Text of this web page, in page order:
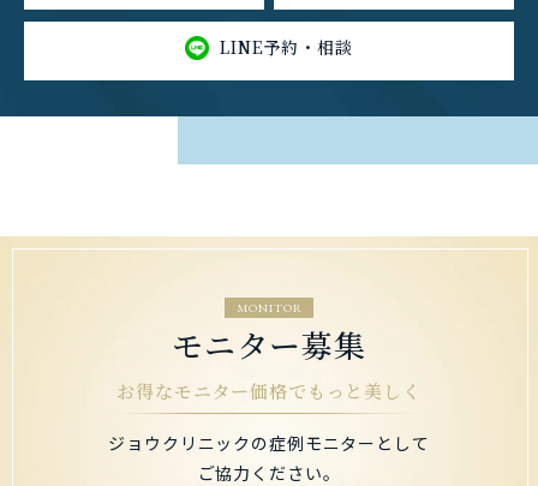
LINE予約・相談
MONITOR
モニター募集
お得なモニター価格でもっと美しく
ジョウクリニックの症例モニターとして
ご協力ください。